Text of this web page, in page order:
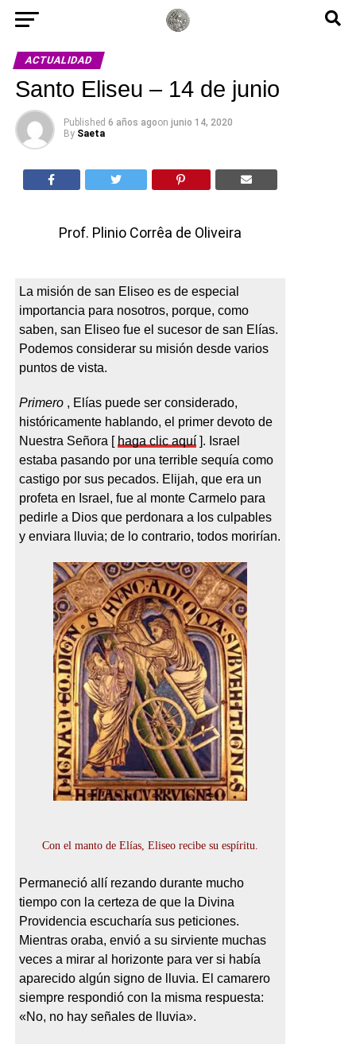
ACTUALIDAD
Santo Eliseu – 14 de junio
Published 6 años agoon junio 14, 2020
By Saeta
Prof. Plinio Corrêa de Oliveira
La misión de san Eliseo es de especial
importancia para nosotros, porque, como
saben, san Eliseo fue el sucesor de san Elías.
Podemos considerar su misión desde varios
puntos de vista.
Primero, Elías puede ser considerado,
históricamente hablando, el primer devoto de
Nuestra Señora [ haga clic aquí]. Israel
estaba pasando por una terrible sequía como
castigo por sus pecados. Elijah, que era un
profeta en Israel, fue al monte Carmelo para
pedirle a Dios que perdonara a los culpables
y enviara lluvia; de lo contrario, todos morirían.
Con el manto de Elías, Eliseo recibe su espíritu.
Permaneció allí rezando durante mucho
tiempo con la certeza de que la Divina
Providencia escucharía sus peticiones.
Mientras oraba, envió a su sirviente muchas
veces a mirar al horizonte para ver si había
aparecido algún signo de lluvia. El camarero
siempre respondió con la misma respuesta:
«No, no hay señales de lluvia».